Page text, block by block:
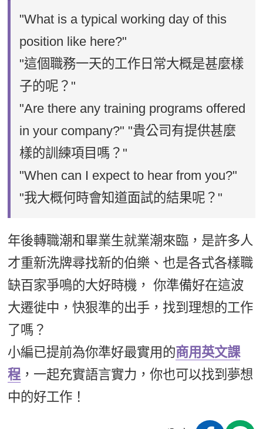
"What is a typical working day of this
position like here?"
"這個職務一天的工作日常大概是甚麼樣
子的呢？"
"Are there any training programs offered
in your company?" "貴公司有提供甚麼
樣的訓練項目嗎？"
"When can I expect to hear from you?"
"我大概何時會知道面試的結果呢？"
年後轉職潮和畢業生就業潮來臨，是許多人
才重新洗牌尋找新的伯樂、也是各式各樣職
缺百家爭鳴的大好時機， 你準備好在這波
大遷徙中，快狠準的出手，找到理想的工作
了嗎？
小編已提前為你準好最實用的商用英文課
程 ，一起充實語言實力，你也可以找到夢想
中的好工作！